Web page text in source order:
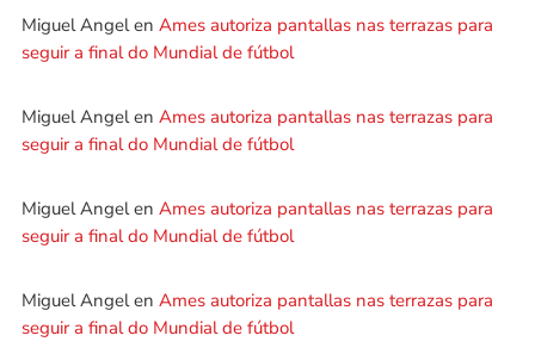
Miguel Angelen Ames autoriza pantallas nas terrazas para
seguir a final do Mundial de fútbol
Miguel Angelen Ames autoriza pantallas nas terrazas para
seguir a final do Mundial de fútbol
Miguel Angelen Ames autoriza pantallas nas terrazas para
seguir a final do Mundial de fútbol
Miguel Angelen Ames autoriza pantallas nas terrazas para
seguir a final do Mundial de fútbol